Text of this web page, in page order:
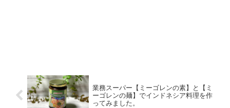
業務スーパー【ミーゴレンの素】と【ミ
ーゴレンの麺】でインドネシア料理を作
ってみました。